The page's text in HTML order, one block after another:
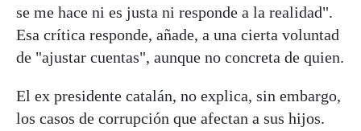
se me hace ni es justa ni responde a la realidad".
Esa crítica responde, añade, a una cierta voluntad
de "ajustar cuentas", aunque no concreta de quien.
El ex presidente catalán, no explica, sin embargo,
los casos de corrupción que afectan a sus hijos.